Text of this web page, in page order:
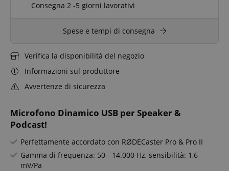
Microfono Dinamico USB per Speaker &
Podcast!
Perfettamente accordato con RØDECaster Pro & Pro II
Gamma di frequenza: 50 - 14.000 Hz, sensibilità: 1,6
mV/Pa
Consegna 2 -5 giorni lavorativi
Spese e tempi di consegna
Verifica la disponibilità del negozio
Informazioni sul produttore
Avvertenze di sicurezza